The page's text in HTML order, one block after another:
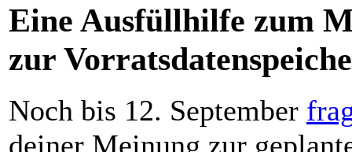
Eine Ausfüllhilfe zum
zur
Noch bis 12. September
deiner Meinung zur